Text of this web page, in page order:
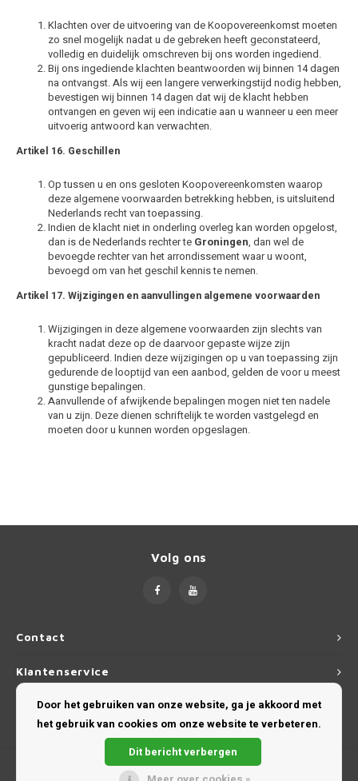
Klachten over de uitvoering van de Koopovereenkomst moeten
zo snel mogelijk nadat u de gebreken heeft geconstateerd,
volledig en duidelijk omschreven bij ons worden ingediend.
Bij ons ingediende klachten beantwoorden wij binnen 14 dagen
na ontvangst. Als wij een langere verwerkingstijd nodig hebben,
bevestigen wij binnen 14 dagen dat wij de klacht hebben
ontvangen en geven wij een indicatie aan u wanneer u een meer
uitvoerig antwoord kan verwachten.
Artikel 16. Geschillen
Op tussen u en ons gesloten Koopovereenkomsten waarop
deze algemene voorwaarden betrekking hebben, is uitsluitend
Nederlands recht van toepassing.
Indien de klacht niet in onderling overleg kan worden opgelost,
dan is de Nederlands rechter te Groningen, dan wel de
bevoegde rechter van het arrondissement waar u woont,
bevoegd om van het geschil kennis te nemen.
Artikel 17. Wijzigingen en aanvullingen algemene voorwaarden
Wijzigingen in deze algemene voorwaarden zijn slechts van
kracht nadat deze op de daarvoor gepaste wijze zijn
gepubliceerd. Indien deze wijzigingen op u van toepassing zijn
gedurende de looptijd van een aanbod, gelden de voor u meest
gunstige bepalingen.
Aanvullende of afwijkende bepalingen mogen niet ten nadele
van u zijn. Deze dienen schriftelijk te worden vastgelegd en
moeten door u kunnen worden opgeslagen.
Contact
Volg ons
Klantenservice
Mijn account
Door het gebruiken van onze website, ga je akkoord met
het gebruik van cookies om onze website te verbeteren.
Dit bericht verbergen